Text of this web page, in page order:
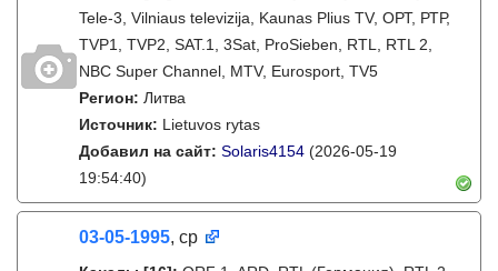
Tele-3, Vilniaus televizija, Kaunas Plius TV, ОРТ, РТР,
TVP1, TVP2, SAT.1, 3Sat, ProSieben, RTL, RTL 2,
NBC Super Channel, MTV, Eurosport, TV5
Регион: Литва
Источник: Lietuvos rytas
Добавил на сайт: Solaris4154 (2026-05-19
19:54:40)
03-05-1995, ср